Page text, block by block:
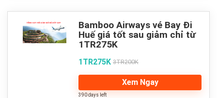
Bamboo Airways vé Bay Đi
Huế giá tốt sau giảm chỉ từ
1TR275K
1TR275K 3TR200K
Xem Ngay
390 days left